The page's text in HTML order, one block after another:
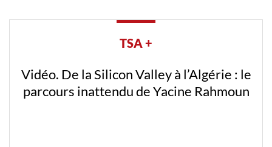
TSA +
Vidéo. De la Silicon Valley à l’Algérie : le
parcours inattendu de Yacine Rahmoun